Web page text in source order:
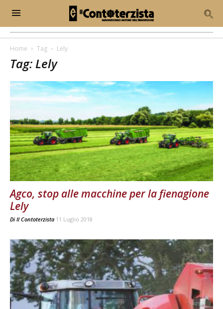
Home Tag Lely
Tag: Lely
Agco, stop alle macchine per la fienagione
Lely
Di Il Contoterzista 11 Luglio 2018